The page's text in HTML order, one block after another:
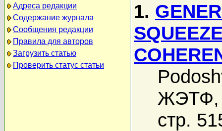
Адреса редакции
Содержание журнала
Сообщения редакции
Правила для авторов
Загрузить статью
Проверить статус статьи
1.
ЖЭТФ,
стр.